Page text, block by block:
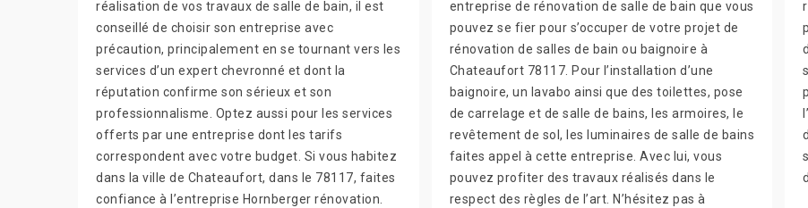
réalisation de vos travaux de salle de bain, il est
conseillé de choisir son entreprise avec
précaution, principalement en se tournant vers les
services d’un expert chevronné et dont la
réputation confirme son sérieux et son
professionnalisme. Optez aussi pour les services
offerts par une entreprise dont les tarifs
correspondent avec votre budget. Si vous habitez
dans la ville de Chateaufort, dans le 78117, faites
confiance à l’entreprise Hornberger rénovation.
entreprise de rénovation de salle de bain que vous
pouvez se fier pour s’occuper de votre projet de
rénovation de salles de bain ou baignoire à
Chateaufort 78117. Pour l’installation d’une
baignoire, un lavabo ainsi que des toilettes, pose
de carrelage et de salle de bains, les armoires, le
revêtement de sol, les luminaires de salle de bains
faites appel à cette entreprise. Avec lui, vous
pouvez profiter des travaux réalisés dans le
respect des règles de l’art. N’hésitez pas à